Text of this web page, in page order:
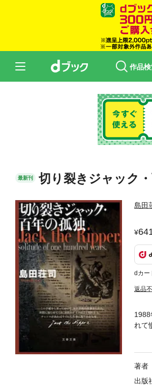
作品
最新刊 切り裂きジャック
島田
dカー
返品
1988
れて
世
著者
出版